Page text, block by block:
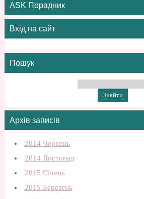
ASK Порадник
Вхід на сайт
Пошук
Архів записів
2014 Червень
2014 Листопад
2015 Січень
2015 Березень